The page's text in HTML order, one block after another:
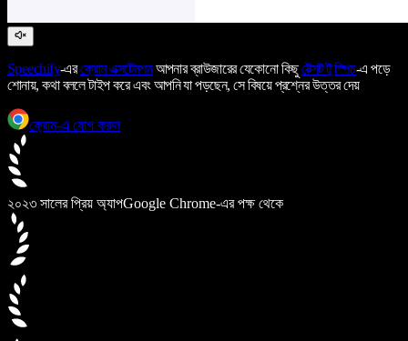
Speechify-এরক্রোম এক্সটেনশনআপনার ব্রাউজারের যেকোনো কিছুটেক্সট টু স্পিচ-এ পড়ে
শোনায়, কথা বললে টাইপ করে এবং আপনি যা পড়ছেন, সে বিষয়ে প্রশ্নের উত্তর দেয়
ক্রোম-এ যোগ করুন
২০২৩ সালের প্রিয় অ্যাপGoogle Chrome-এর পক্ষ থেকে